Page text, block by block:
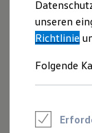
Angebote
E-
Junge
unseren
Richtlinie
Folgende